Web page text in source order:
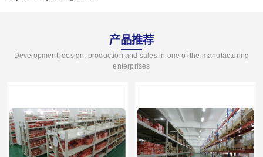
产品推荐
Development, design, production and sales in one of the manufacturing
enterprises